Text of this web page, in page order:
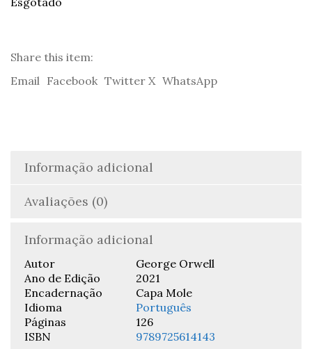
Share this item:
Email Facebook Twitter X WhatsApp
Informação adicional
Avaliações (0)
Informação adicional
Autor
George Orwell
Ano de Edição
2021
Encadernação
Capa Mole
Idioma
Português
Páginas
126
ISBN
9789725614143